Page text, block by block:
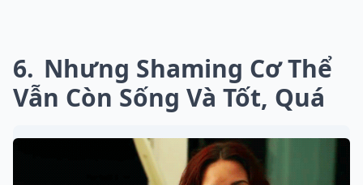
6 Nhưng Shaming Cơ Thể
Vẫn Còn Sống Và Tốt, Quá